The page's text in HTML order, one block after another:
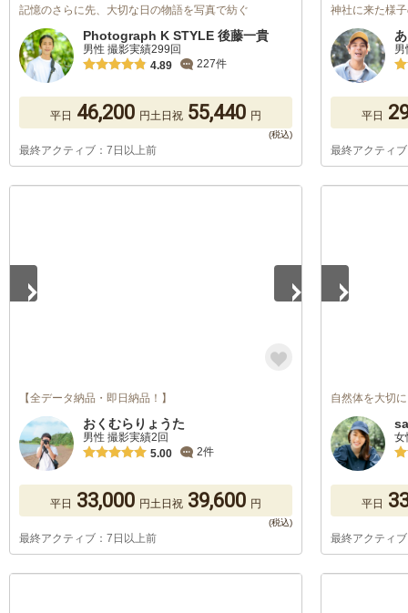
記憶のさらに先、大切な日の物語を写真で紡ぐ
Photograph K STYLE 後藤一貴
男性 撮影実績299回
4.89
227件
平日 46,200 円土日祝 55,440 円
最終アクティブ：7日以上前
神社に来た様
平日
最終アクティ
【全データ納品・即日納品！】
おくむらりょうた
男性 撮影実績2回
5.00
2件
平日 33,000 円土日祝 39,600 円
最終アクティブ：7日以上前
自然体を大切
女
平日
最終アクティ